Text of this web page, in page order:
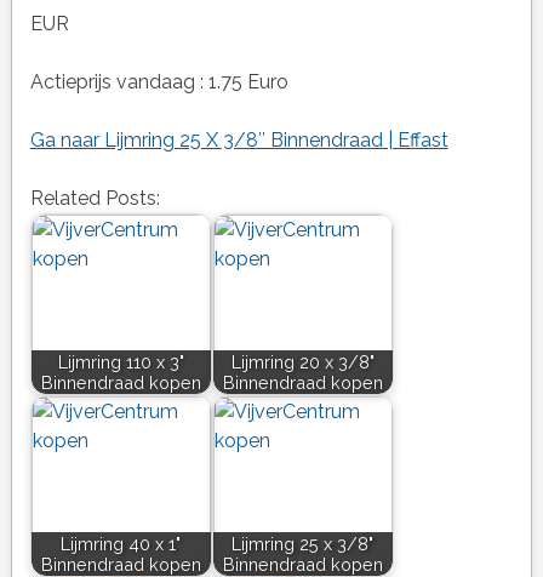
EUR
Actieprijs vandaag : 1.75 Euro
Ga naar Lijmring 25 X 3/8″ Binnendraad | Effast
Related Posts:
Lijmring 110 x 3"
Binnendraad kopen
Lijmring 20 x 3/8"
Binnendraad kopen
Lijmring 40 x 1"
Binnendraad kopen
Lijmring 25 x 3/8"
Binnendraad kopen